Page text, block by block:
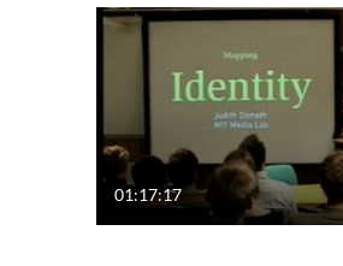
01:17:17